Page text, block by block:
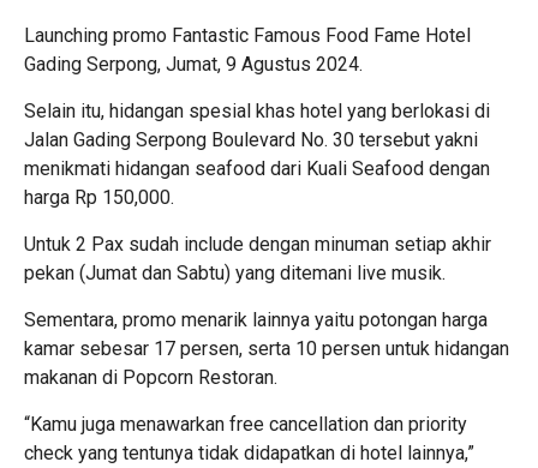
Launching promo Fantastic Famous Food Fame Hotel
Gading Serpong, Jumat, 9 Agustus 2024.
Selain itu, hidangan spesial khas hotel yang berlokasi di
Jalan Gading Serpong Boulevard No. 30 tersebut yakni
menikmati hidangan seafood dari Kuali Seafood dengan
harga Rp 150,000.
Untuk 2 Pax sudah include dengan minuman setiap akhir
pekan (Jumat dan Sabtu) yang ditemani live musik.
Sementara, promo menarik lainnya yaitu potongan harga
kamar sebesar 17 persen, serta 10 persen untuk hidangan
makanan di Popcorn Restoran.
“Kamu juga menawarkan free cancellation dan priority
check yang tentunya tidak didapatkan di hotel lainnya,”